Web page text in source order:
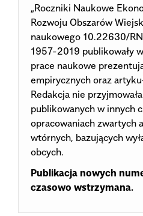
„Roczniki Naukowe
Rozwoju Obszarów
naukowego 10.22630/
1957-2019 publikowały
prace naukowe
empirycznych oraz
Redakcja nie
publikowanych w innych
opracowaniach zwartych
wtórnych, bazujących
obcych.
Publikacja nowych
czasowo wstrzymana.